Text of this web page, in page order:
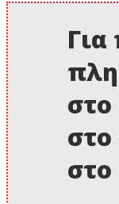
Για
στο
στο
στο